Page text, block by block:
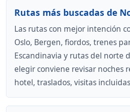
Rutas más buscadas de
Las rutas con mejor intención
Oslo, Bergen, fiordos, trenes
Escandinavia y rutas del norte
elegir conviene revisar noches
hotel, traslados, visitas